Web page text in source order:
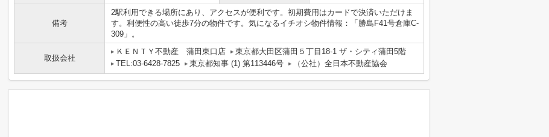
備考
2駅利用できる場所にあり、アクセスが便利です。初期費用はカードで決済いただけま
す。利便性の高い徒歩7分の物件です。気になるイチオシ物件情報：「勝島F41号倉庫C-
309」。
取扱会社
ＫＥＮＴＹ不動産 蒲田東口店
東京都大田区蒲田５丁目18-1 ザ・シティ蒲田5階
TEL:03-6428-7825
東京都知事 (1) 第113446号 （公社）全日本不動産協会